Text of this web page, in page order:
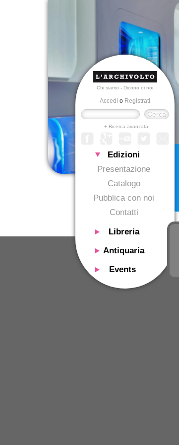
Chi siamo - Dicono di noi
Accedi o Registrati
+ Ricerca avanzata
Edizioni
Presentazione
Catalogo
Pubblica con noi
Contatti
Libreria
Presentazione
Servizi
Riviste
Antiquaria
Presentazione
Events
Presentazione